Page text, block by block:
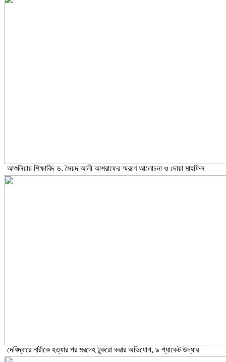
আশুলিয়ায় শিক্ষাবিদ ড. সৈয়দ আলী আশরাফের স্মরণে আলোচনা ও দোয়া মাহফিল
দেবিদ্বারে নারীকে হত্যার পর মরদেহ টুকরো করার অভিযোগ, ৯ প্যাকেট উদ্ধার